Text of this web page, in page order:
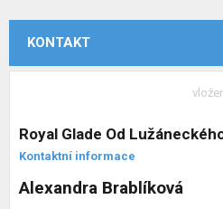
KONTAKT
Royal Glade Od
Kontaktní informace
Alexandra Brablíková